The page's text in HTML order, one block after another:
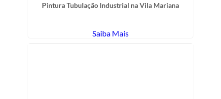
Pintura Tubulação Industrial na Vila Mariana
Saiba Mais